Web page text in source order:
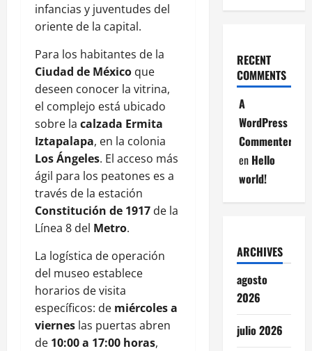
infancias y juventudes del
oriente de la capital.
Para los habitantes de la
Ciudad de México que
deseen conocer la vitrina,
el complejo está ubicado
sobre la calzada Ermita
Iztapalapa, en la colonia
Los Ángeles. El acceso más
ágil para los peatones es a
través de la estación
Constitución de 1917 de la
Línea 8 del Metro.
La logística de operación
del museo establece
horarios de visita
específicos: de miércoles a
viernes las puertas abren
de 10:00 a 17:00 horas,
RECENT
COMMENTS
A
WordPress
Commenter
en Hello
world!
ARCHIVES
agosto
2026
julio 2026